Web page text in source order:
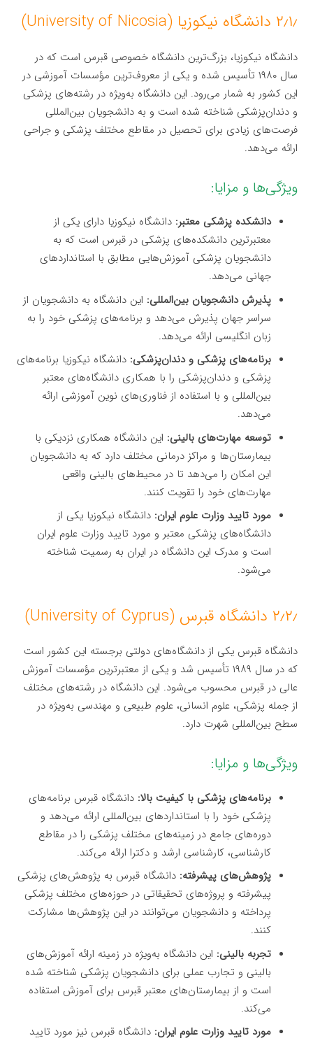
۲٫۱٫ دانشگاه نیکوزیا (University of Nicosia)
دانشگاه نیکوزیا، بزرگ‌ترین دانشگاه خصوصی قبرس است که در
سال ۱۹۸۰ تأسیس شده و یکی از معروف‌ترین مؤسسات آموزشی در
این کشور به شمار می‌رود. این دانشگاه به‌ویژه در رشته‌های پزشکی
و دندان‌پزشکی شناخته شده است و به دانشجویان بین‌المللی
فرصت‌های زیادی برای تحصیل در مقاطع مختلف پزشکی و جراحی
ارائه می‌دهد.
ویژگی‌ها و مزایا:
دانشکده پزشکی معتبر: دانشگاه نیکوزیا دارای یکی از
معتبرترین دانشکده‌های پزشکی در قبرس است که به
دانشجویان پزشکی آموزش‌هایی مطابق با استانداردهای
جهانی می‌دهد.
پذیرش دانشجویان بین‌المللی: این دانشگاه به دانشجویان از
سراسر جهان پذیرش می‌دهد و برنامه‌های پزشکی خود را به
زبان انگلیسی ارائه می‌دهد.
برنامه‌های پزشکی و دندان‌پزشکی: دانشگاه نیکوزیا برنامه‌های
پزشکی و دندان‌پزشکی را با همکاری دانشگاه‌های معتبر
بین‌المللی و با استفاده از فناوری‌های نوین آموزشی ارائه
می‌دهد.
توسعه مهارت‌های بالینی: این دانشگاه همکاری نزدیکی با
بیمارستان‌ها و مراکز درمانی مختلف دارد که به دانشجویان
این امکان را می‌دهد تا در محیط‌های بالینی واقعی
مهارت‌های خود را تقویت کنند.
مورد تایید وزارت علوم ایران: دانشگاه نیکوزیا یکی از
دانشگاه‌های پزشکی معتبر و مورد تایید وزارت علوم ایران
است و مدرک این دانشگاه در ایران به رسمیت شناخته
می‌شود.
۲٫۲٫ دانشگاه قبرس (University of Cyprus)
دانشگاه قبرس یکی از دانشگاه‌های دولتی برجسته این کشور است
که در سال ۱۹۸۹ تأسیس شد و یکی از معتبرترین مؤسسات آموزش
عالی در قبرس محسوب می‌شود. این دانشگاه در رشته‌های مختلف
از جمله پزشکی، علوم انسانی، علوم طبیعی و مهندسی به‌ویژه در
سطح بین‌المللی شهرت دارد.
ویژگی‌ها و مزایا:
برنامه‌های پزشکی با کیفیت بالا: دانشگاه قبرس برنامه‌های
پزشکی خود را با استانداردهای بین‌المللی ارائه می‌دهد و
دوره‌های جامع در زمینه‌های مختلف پزشکی را در مقاطع
کارشناسی، کارشناسی ارشد و دکترا ارائه می‌کند.
پژوهش‌های پیشرفته: دانشگاه قبرس به پژوهش‌های پزشکی
پیشرفته و پروژه‌های تحقیقاتی در حوزه‌های مختلف پزشکی
پرداخته و دانشجویان می‌توانند در این پژوهش‌ها مشارکت
کنند.
تجربه بالینی: این دانشگاه به‌ویژه در زمینه ارائه آموزش‌های
بالینی و تجارب عملی برای دانشجویان پزشکی شناخته شده
است و از بیمارستان‌های معتبر قبرس برای آموزش استفاده
می‌کند.
مورد تایید وزارت علوم ایران: دانشگاه قبرس نیز مورد تایید